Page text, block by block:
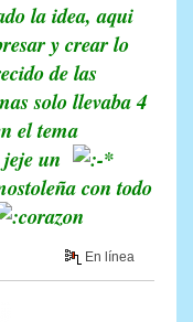
la idea, aqui
y crear lo
de las
solo llevaba 4
el tema
un
con todo
En línea